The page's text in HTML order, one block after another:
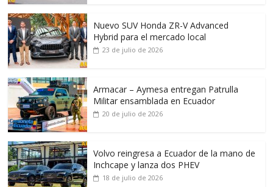
Nuevo SUV Honda ZR-V Advanced
Hybrid para el mercado local
23 de julio de 2026
Armacar – Aymesa entregan Patrulla
Militar ensamblada en Ecuador
20 de julio de 2026
Volvo reingresa a Ecuador de la mano de
Inchcape y lanza dos PHEV
18 de julio de 2026